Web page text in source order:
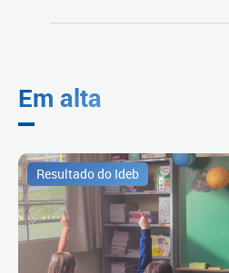
Em alta
Resultado do Ideb